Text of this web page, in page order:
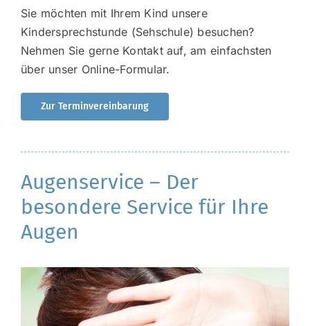
Sie möchten mit Ihrem Kind unsere
Kindersprechstunde (Sehschule) besuchen?
Nehmen Sie gerne Kontakt auf, am einfachsten
über unser Online-Formular.
Zur Terminvereinbarung
Augenservice – Der
besondere Service für Ihre
Augen